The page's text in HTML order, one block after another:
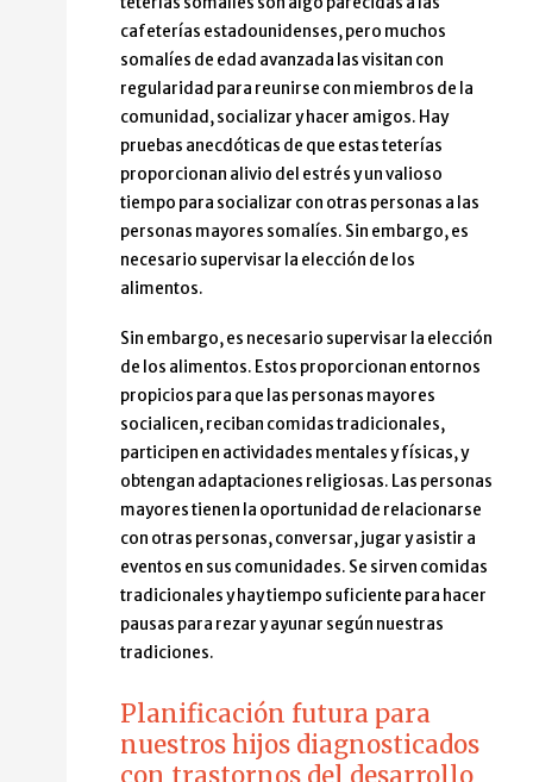
cafeterías estadounidenses, pero muchos
somalíes de edad avanzada las visitan con
regularidad para reunirse con miembros de la
comunidad, socializar y hacer amigos. Hay
pruebas anecdóticas de que estas teterías
proporcionan alivio del estrés y un valioso
tiempo para socializar con otras personas a las
personas mayores somalíes. Sin embargo, es
necesario supervisar la elección de los
alimentos.
Sin embargo, es necesario supervisar la elección
de los alimentos. Estos proporcionan entornos
propicios para que las personas mayores
socialicen, reciban comidas tradicionales,
participen en actividades mentales y físicas, y
obtengan adaptaciones religiosas. Las personas
mayores tienen la oportunidad de relacionarse
con otras personas, conversar, jugar y asistir a
eventos en sus comunidades. Se sirven comidas
tradicionales y hay tiempo suficiente para hacer
pausas para rezar y ayunar según nuestras
tradiciones.
Planificación futura para
nuestros hijos diagnosticados
con trastornos del desarrollo